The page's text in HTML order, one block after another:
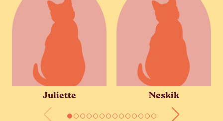
Juliette Neskik